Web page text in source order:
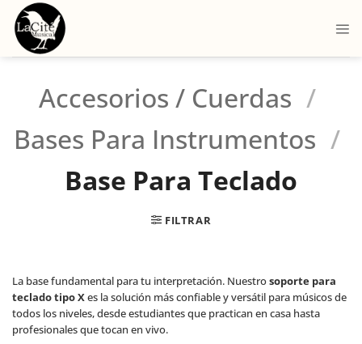
Accesorios / Cuerdas /
Bases Para Instrumentos /
Base Para Teclado
FILTRAR
La base fundamental para tu interpretación. Nuestrosoporte para
teclado tipo Xes la solución más confiable y versátil para músicos de
todos los niveles, desde estudiantes que practican en casa hasta
profesionales que tocan en vivo.